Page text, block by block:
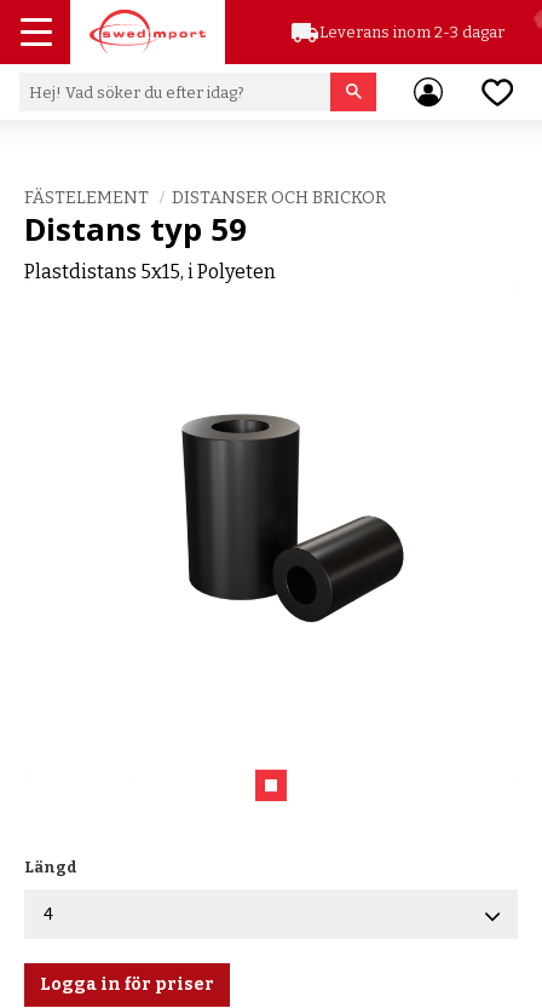
Meny
local_shippingLeverans inom 2-3 dagar
FÄSTELEMENT DISTANSER OCH BRICKOR
Distans typ 59
Plastdistans 5x15, i Polyeten
Längd
Logga in för priser